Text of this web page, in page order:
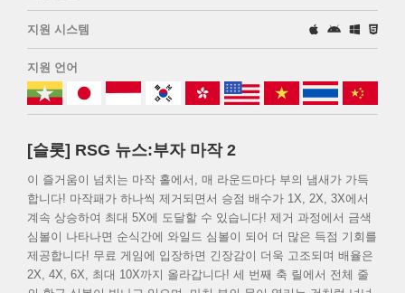
지원 시스템
지원 언어
[슬롯] RSG 뉴스:부자 마작 2
이 즐거움이 넘치는 마작 홀에서, 매 라운드마다 부의 냄새가 가득
합니다! 마작패가 하나씩 제거되면서 승점 배수가 1X, 2X, 3X에서
계속 상승하여 최대 5X에 도달할 수 있습니다! 제거 과정에서 금색
심볼이 나타나면 순식간에 와일드 심볼이 되어 더 많은 득점 기회를
제공합니다! 무료 게임에 입장하면 긴장감이 더욱 고조되며 배율은
2X, 4X, 6X, 최대 10X까지 올라갑니다! 세 번째 축 릴에서 전체 줄